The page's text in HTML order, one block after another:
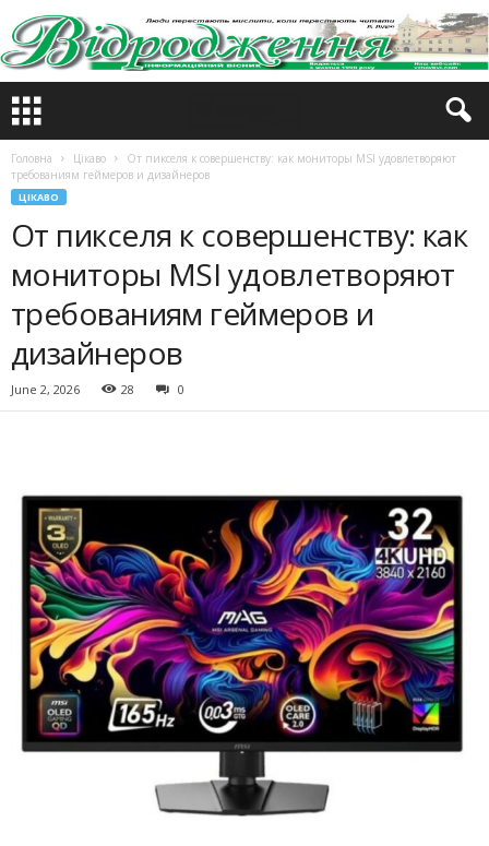
Головна Цікаво
От пикселя к совершенству: как мониторы MSI удовлетворяют
требованиям геймеров и дизайнеров
ЦІКАВО
От пикселя к совершенству: как
мониторы MSI удовлетворяют
требованиям геймеров и
дизайнеров
June 2, 2026 28 0